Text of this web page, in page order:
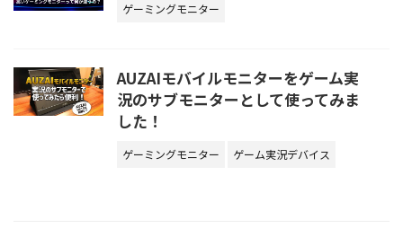
ゲーミングモニター
AUZAIモバイルモニターをゲーム実
況のサブモニターとして使ってみま
した！
ゲーミングモニター ゲーム実況デバイス